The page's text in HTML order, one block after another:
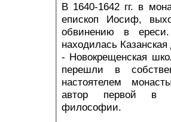
В 1640-1642 гг. в
епископ Иосиф,
обвинению в
находилась
- Новокрещенская
перешли в
настоятелем
автор первой в
философии.